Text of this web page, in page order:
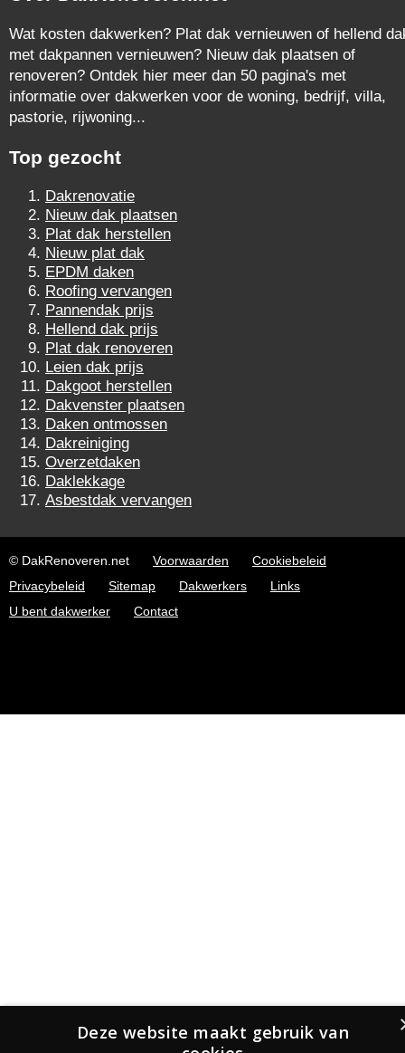
Wat kosten dakwerken? Plat dak vernieuwen of hellend
met dakpannen vernieuwen? Nieuw dak plaatsen of
renoveren? Ontdek hier meer dan 50 pagina's met
informatie over dakwerken voor de woning, bedrijf, villa,
pastorie, rijwoning...
Top gezocht
Dakrenovatie
Nieuw dak plaatsen
Plat dak herstellen
Nieuw plat dak
EPDM daken
Roofing vervangen
Pannendak prijs
Hellend dak prijs
Plat dak renoveren
Leien dak prijs
Dakgoot herstellen
Dakvenster plaatsen
Daken ontmossen
Dakreiniging
Overzetdaken
Daklekkage
Asbestdak vervangen
© DakRenoveren.net Voorwaarden
Cookiebeleid
Privacybeleid
Sitemap Dakwerkers
Links
U bent dakwerker
Contact
Deze website maakt gebruik van